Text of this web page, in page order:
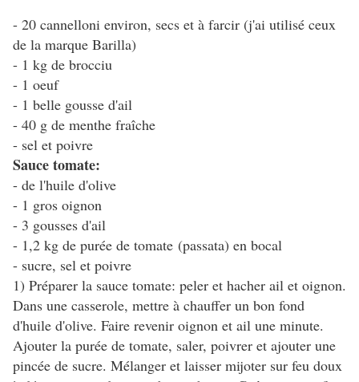
- 20 cannelloni environ, secs et à farcir (j'ai utilisé ceux
de la marque Barilla)
- 1 kg de brocciu
- 1 oeuf
- 1 belle gousse d'ail
- 40 g de menthe fraîche
- sel et poivre
Sauce tomate:
- de l'huile d'olive
- 1 gros oignon
- 3 gousses d'ail
- 1,2 kg de purée de tomate (passata) en bocal
- sucre, sel et poivre
1) Préparer la sauce tomate: peler et hacher ail et oignon.
Dans une casserole, mettre à chauffer un bon fond
d'huile d'olive. Faire revenir oignon et ail une minute.
Ajouter la purée de tomate, saler, poivrer et ajouter une
pincée de sucre. Mélanger et laisser mijoter sur feu doux